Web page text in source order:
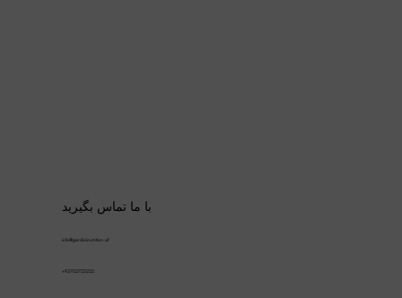
با ما تماس بگیرید
info@gardizinutrition.af
+93702722222